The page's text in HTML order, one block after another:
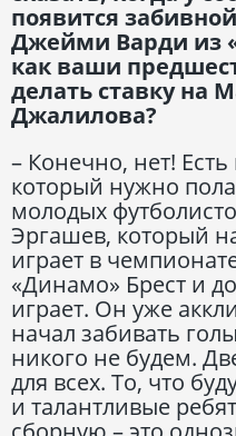
появится
Джейми Варди из
как ваши
делать ставку на
Джалилова?
– Конечно, нет!
который нужно
молодых
Эргашев, который
играет в
«Динамо» Брест и
играет. Он уже
начал забивать
никого не будем.
для всех. То, что
и талантливые